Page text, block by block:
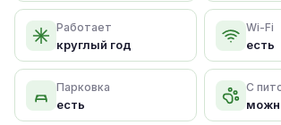
Работает
круглый год
Wi-Fi
есть
Парковка
есть
С